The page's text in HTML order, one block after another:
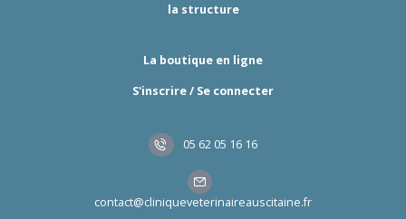
la structure
La boutique en ligne
S'inscrire / Se connecter
05 62 05 16 16
contact@cliniqueveterinaireauscitaine.fr